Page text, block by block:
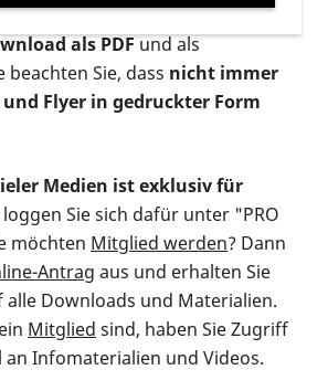
als gedruckte Variante
als PDFund als
beachten Sie, dass nicht immer
Flyer in gedruckter Form
Medien ist exklusiv für
Sie sich dafür unter "PRO
möchten Mitglied werden? Dann
Antrag aus und erhalten Sie
Downloads und Materialien.
Mitglied sind, haben Sie Zugriff
an Infomaterialien und Videos.